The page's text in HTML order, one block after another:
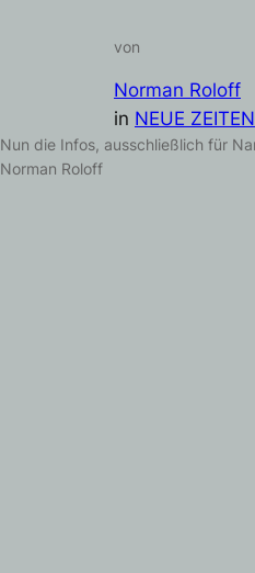
von
Norman Roloff
in NEUE ZEITEN
Nun die Infos, ausschließlich für
Norman Roloff